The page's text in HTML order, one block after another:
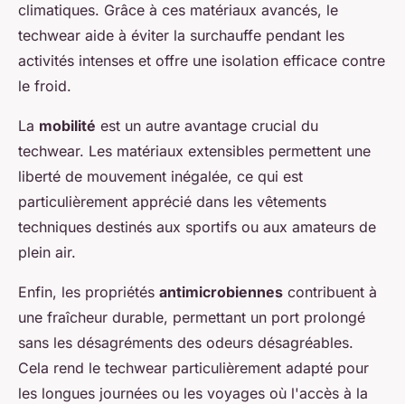
climatiques. Grâce à ces matériaux avancés, le
techwear aide à éviter la surchauffe pendant les
activités intenses et offre une isolation efficace contre
le froid.
La mobilité est un autre avantage crucial du
techwear. Les matériaux extensibles permettent une
liberté de mouvement inégalée, ce qui est
particulièrement apprécié dans les vêtements
techniques destinés aux sportifs ou aux amateurs de
plein air.
Enfin, les propriétés antimicrobiennes contribuent à
une fraîcheur durable, permettant un port prolongé
sans les désagréments des odeurs désagréables.
Cela rend le techwear particulièrement adapté pour
les longues journées ou les voyages où l'accès à la